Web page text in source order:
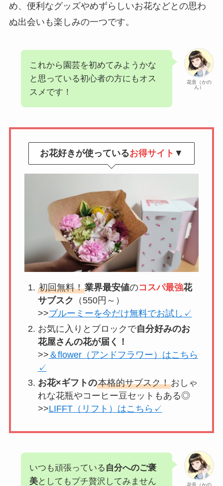
め、便利なグッズやめずらしいお花などとの思わ
ぬ出会いも楽しみの一つです。
花音（かの
ん）
これから園芸を初めてみようかな
と思っている初心者の方にもオス
スメです！
お花好きが使っているお得サイト ▼
初回無料！業界最安値のコスパ最強花
サブスク （550円～）
>>ブルーミーを今だけ無料でお試し✓
お気に入りとブロックで自分好みのお
花屋さんの花が届く！
>> ＆flower（アンドフラワー）はこちら
✓
お花×ギフトの本格的サブスク！おしゃ
れな花瓶やコーヒー豆セットもある◎
>>LIFFT（リフト）はこちら✓
いつも頑張っている 自分へのご褒
美としてもプチ贅沢してみません